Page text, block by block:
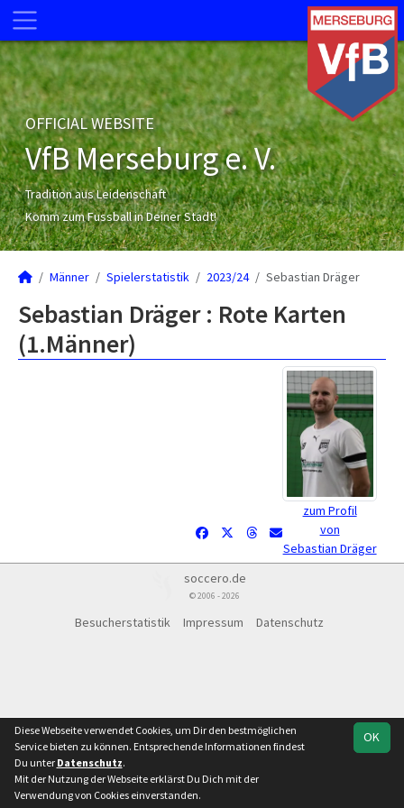
OFFICIAL WEBSITE
VfB Merseburg e. V.
Tradition aus Leidenschaft
Komm zum Fussball in Deiner Stadt!
Männer Spielerstatistik 2023/24 Sebastian Dräger
Sebastian Dräger : Rote Karten
(1.Männer)
zum Profil
von
Sebastian Dräger
soccero.de
© 2006 - 2026
Besucherstatistik Impressum Datenschutz
OK
Diese Webseite verwendet Cookies, um Dir den bestmöglichen
Service bieten zu können. Entsprechende Informationen findest
Du unter Datenschutz.
Mit der Nutzung der Webseite erklärst Du Dich mit der
Verwendung von Cookies einverstanden.